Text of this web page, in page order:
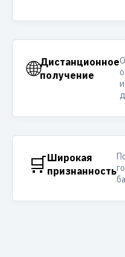
🌐Дистанционное
получение
🛒Широкая
признанность